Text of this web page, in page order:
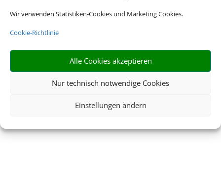
Wir verwenden Statistiken-Cookies und Marketing Cookies.
Cookie-Richtlinie
Alle Cookies akzeptieren
Nur technisch notwendige Cookies
Einstellungen ändern